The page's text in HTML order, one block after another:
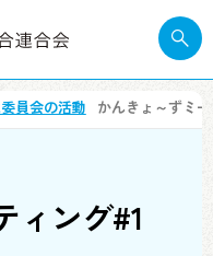
員会の活動 かんきょ～ずミ
ィング#1